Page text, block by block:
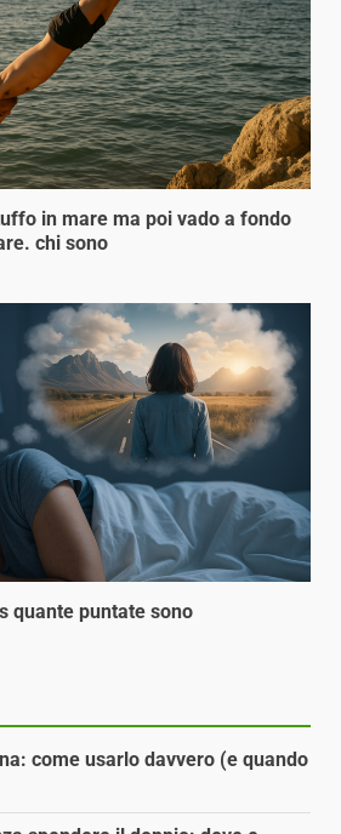
in mare ma poi vado a fondo
chi sono
quante puntate sono
come usarlo davvero (e quando